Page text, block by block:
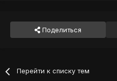
Поделиться
Перейти к списку тем